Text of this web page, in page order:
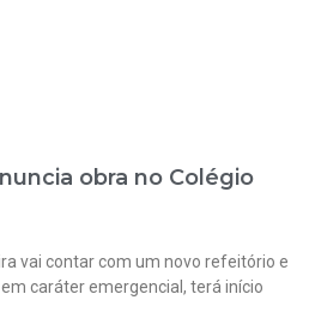
obra no Colégio
vai contar com um novo refeitório e
caráter emergencial, terá início